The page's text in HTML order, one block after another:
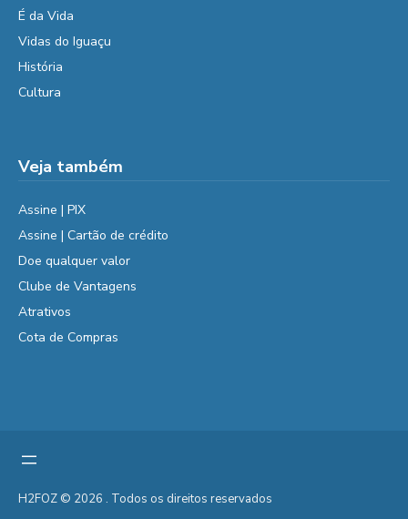
É da Vida
Vidas do Iguaçu
História
Cultura
Veja também
Assine | PIX
Assine | Cartão de crédito
Doe qualquer valor
Clube de Vantagens
Atrativos
Cota de Compras
H2FOZ © 2026 . Todos os direitos reservados